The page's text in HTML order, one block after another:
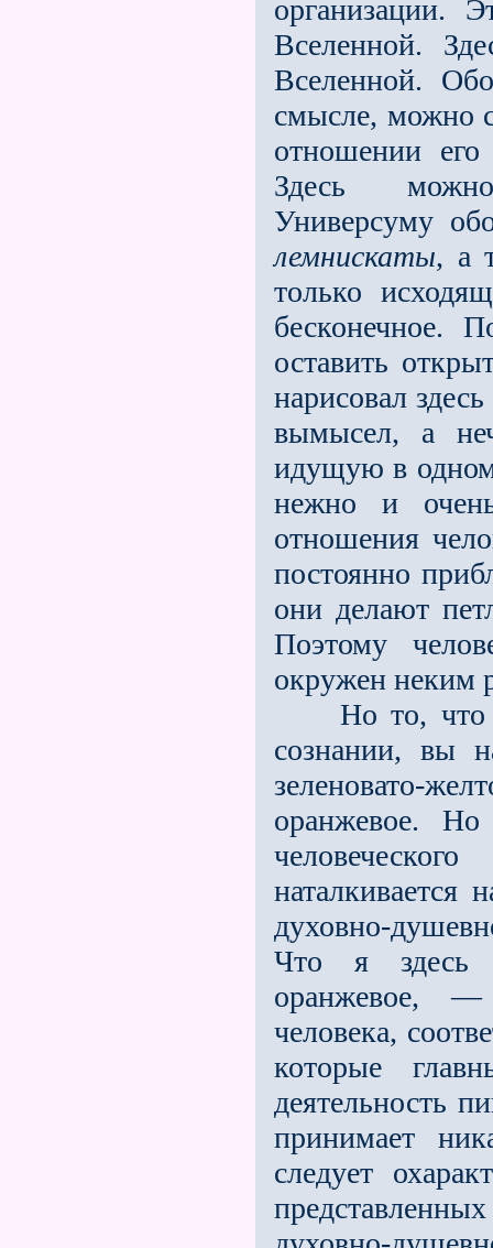
организации.
Вселенной.
Вселенной.
смысле, можно
отношении
Здесь
Универсуму
лемнискаты, а
только
бесконечное.
оставить
нарисовал
вымысел, а
идущую в
нежно и
отношения
посто­янно
они делают
Поэтому
окружен неким
Но то, что
сознании, вы
зеленовато-
оранжевое. Но
наталкивается
духовно-
Что я здесь
оранжевое, —
человека,
которые
деятельность
принимает
следует